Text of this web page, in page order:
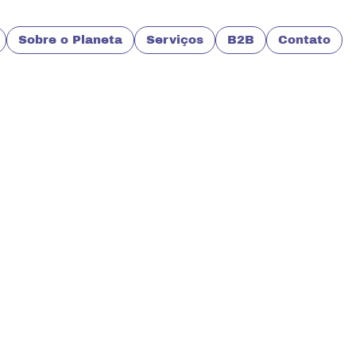
Sobre o Planeta Serviços B2B Contato